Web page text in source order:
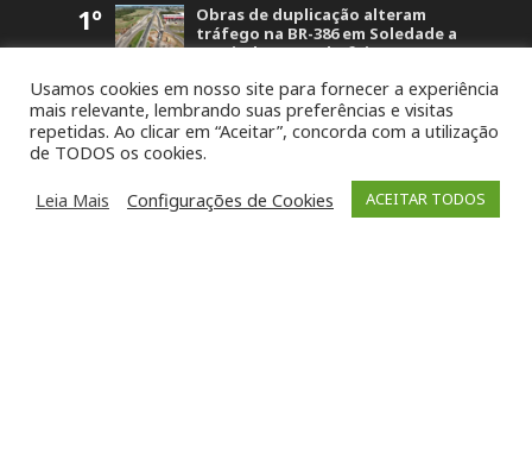
1º
Obras de duplicação alteram
tráfego na BR-386 em Soledade a
partir de segunda-feira (10)
2º
STJ concede liberdade a um dos
acusados pela morte de Paula
Perin Portes em Soledade
Polícia Civil prende dois
investigados por duplo
homicídio em Barros Cassal
Usamos cookies em nosso site para fornecer a experiência
mais relevante, lembrando suas preferências e visitas
repetidas. Ao clicar em “Aceitar”, concorda com a utilização
de TODOS os cookies.
Leia Mais
Configurações de Cookies ACEITAR TODOS